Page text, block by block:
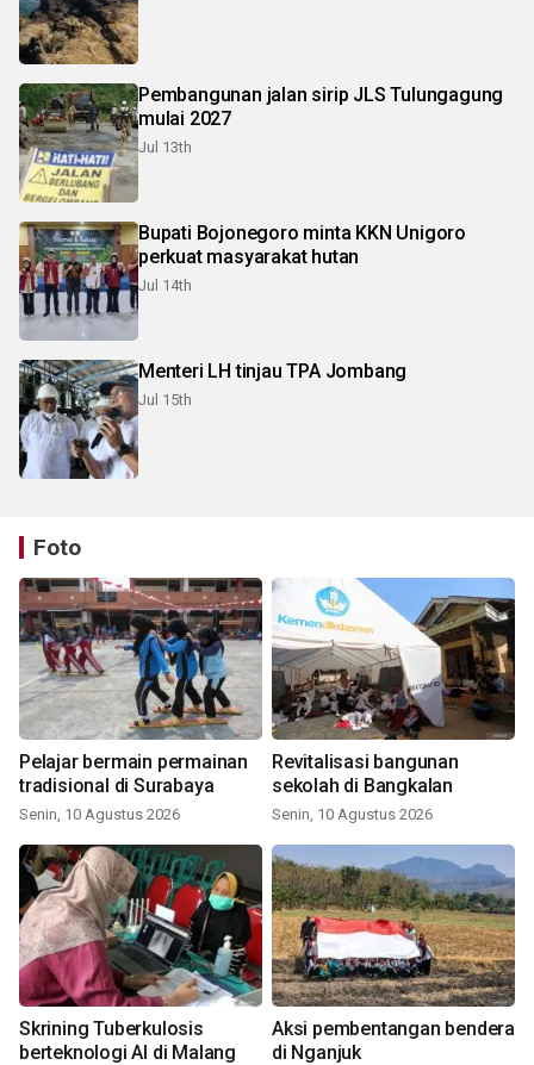
Pembangunan jalan sirip JLS Tulungagung
mulai 2027
Jul 13th
Bupati Bojonegoro minta KKN Unigoro
perkuat masyarakat hutan
Jul 14th
Menteri LH tinjau TPA Jombang
Jul 15th
Foto
Pelajar bermain permainan
tradisional di Surabaya
Senin, 10 Agustus 2026
Revitalisasi bangunan
sekolah di Bangkalan
Senin, 10 Agustus 2026
Skrining Tuberkulosis
berteknologi AI di Malang
Aksi pembentangan bendera
di Nganjuk